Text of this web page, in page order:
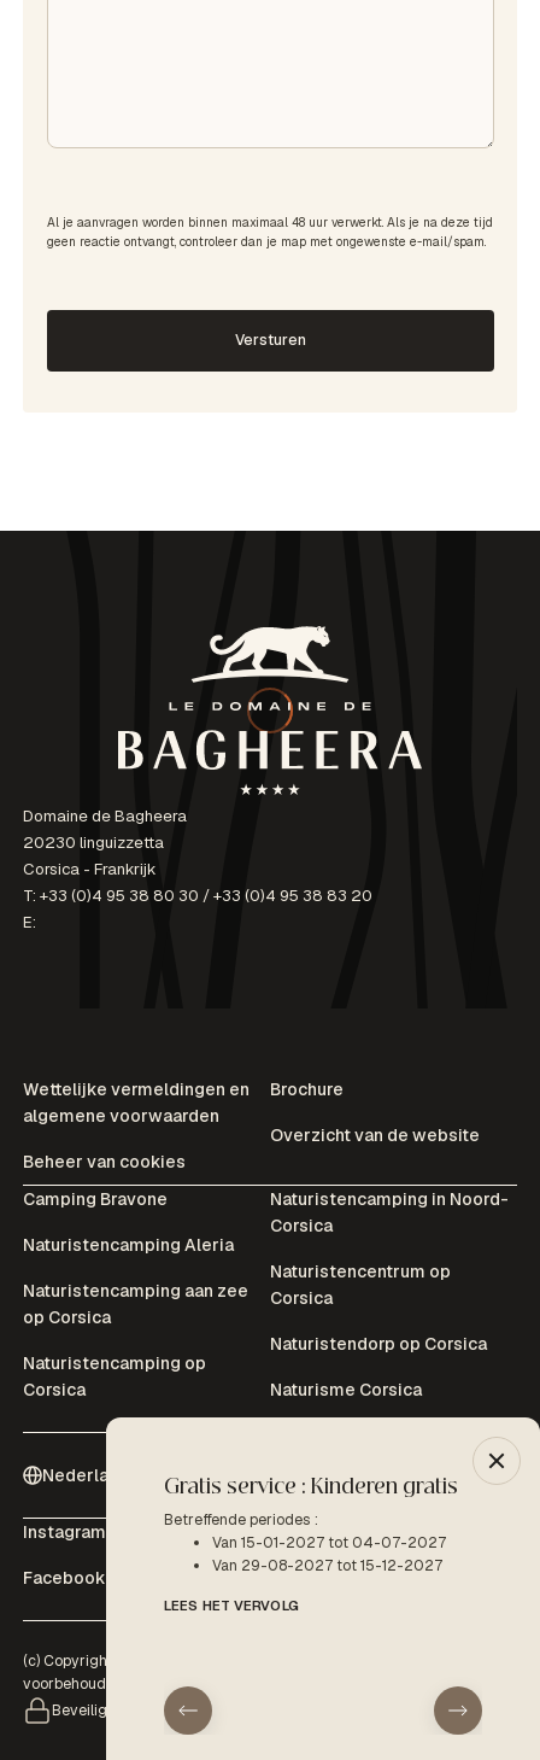
aankomst
Gratis service : Kinderen gratis
Betreffende periodes :
Van 15-01-2027 tot 04-07-2027
Van 29-08-2027 tot 15-12-2027
LEES HET VERVOLG
-10%
Al je aanvragen worden binnen maximaal 48 uur verwerkt. Als je na deze tijd
geen reactie ontvangt, controleer dan je map met ongewenste e-mail/spam.
Versturen
Domaine de Bagheera
20230 linguizzetta
Corsica - Frankrijk
T:+33 (0)4 95 38 80 30 /+33 (0)4 95 38 83 20
E:
Wettelijke vermeldingen en
algemene voorwaarden
Beheer van cookies
Brochure
Overzicht van de website
Camping Bravone
Naturistencamping Aleria
Naturistencamping aan zee
op Corsica
Naturistencamping op
Corsica
Naturistencamping in Noord-
Corsica
Naturistencentrum op
Corsica
Naturistendorp op Corsica
Naturisme Corsica
Nederlands (Nl)
Instagram
Facebook
Youtube
Tripadvisor
(c) Copyright 2026 - Domaine de Bagheera | Alle rechten
voorbehouden | Website gemaakt door
Beveiligde online betaling